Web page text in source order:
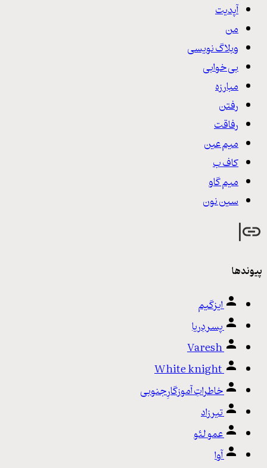
آپدیت
من
وبلاگ نویسی
بی خوابی
مبارزه
رفتن
رفاقت
میم عین
کاف ب
میم گاو
سین نون
پیوندها
ایزگیم
پسر دِریا
Varesh
White knight
خاطراتِ آموزگارِ جنوبی
تیرزاد
عمو لئو
آوا